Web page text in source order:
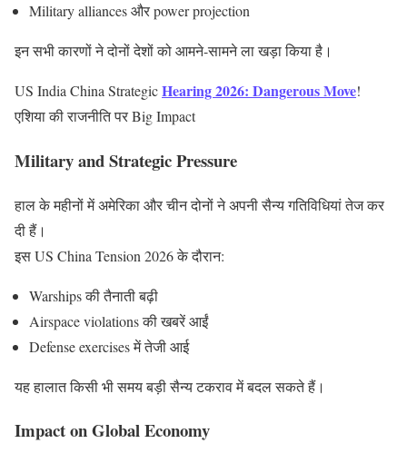
Military alliances और power projection
इन सभी कारणों ने दोनों देशों को आमने-सामने ला खड़ा किया है।
US India China StrategicHearing 2026: Dangerous Move!
एशिया की राजनीति पर Big Impact
Military and Strategic Pressure
हाल के महीनों में अमेरिका और चीन दोनों ने अपनी सैन्य गतिविधियां तेज कर
दी हैं।
इस US China Tension 2026 के दौरान:
Warships की तैनाती बढ़ी
Airspace violations की खबरें आईं
Defense exercises में तेजी आई
यह हालात किसी भी समय बड़ी सैन्य टकराव में बदल सकते हैं।
Impact on Global Economy